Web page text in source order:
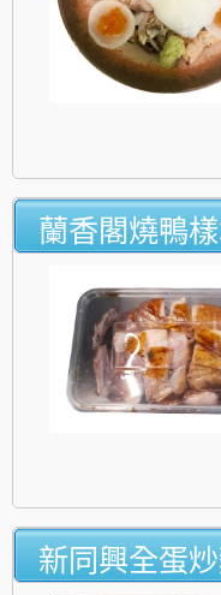
蘭香閣燒鴨
新同興全蛋